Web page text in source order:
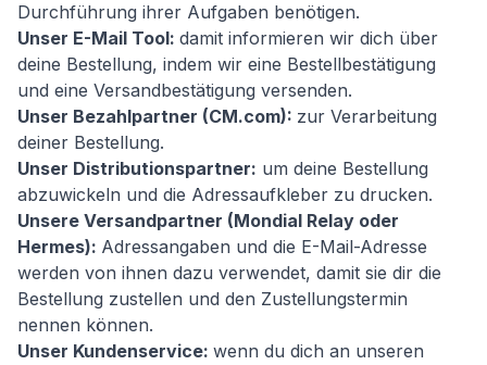
Durchführung ihrer Aufgaben benötigen.
Unser E-Mail Tool: damit informieren wir dich über
deine Bestellung, indem wir eine Bestellbestätigung
und eine Versandbestätigung versenden.
Unser Bezahlpartner (CM.com): zur Verarbeitung
deiner Bestellung.
Unser Distributionspartner: um deine Bestellung
abzuwickeln und die Adressaufkleber zu drucken.
Unsere Versandpartner (Mondial Relay oder
Hermes): Adressangaben und die E-Mail-Adresse
werden von ihnen dazu verwendet, damit sie dir die
Bestellung zustellen und den Zustellungstermin
nennen können.
Unser Kundenservice: wenn du dich an unseren